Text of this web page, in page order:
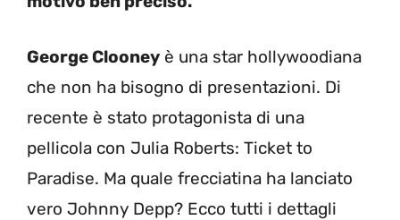
George Clooney è una star hollywoodiana
che non ha bisogno di presentazioni. Di
recente è stato protagonista di una
pellicola con Julia Roberts: Ticket to
Paradise. Ma quale frecciatina ha lanciato
vero Johnny Depp? Ecco tutti i dettagli